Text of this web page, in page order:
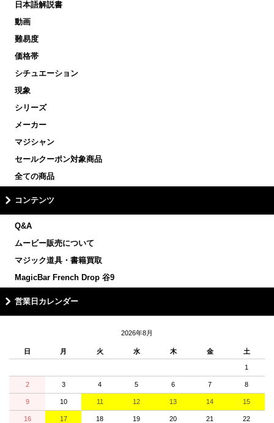
日本語解説書
動画
難易度
価格帯
シチュエーション
現象
シリーズ
メーカー
マジシャン
セールクーポン対象商品
全ての商品
コンテンツ
Q&A
ムービー販売について
マジック道具・書籍買取
MagicBar French Drop 谷9
営業日カレンダー
2026年8月
日 月 火 水 木 金 土
1
2 3 4 5 6 7 8
9 10 11 12 13 14 15
16 17 18 19 20 21 22